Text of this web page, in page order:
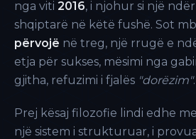
nga viti 2016, i njohur si një
shqiptarë në këtë fushë. Sot
përvojë në treg, një rrugë e
etja për sukses, mësimi nga
gjitha, refuzimi i fjalës "dorëzim".
Prej kësaj filozofie lindi edhe
një sistem i strukturuar, i